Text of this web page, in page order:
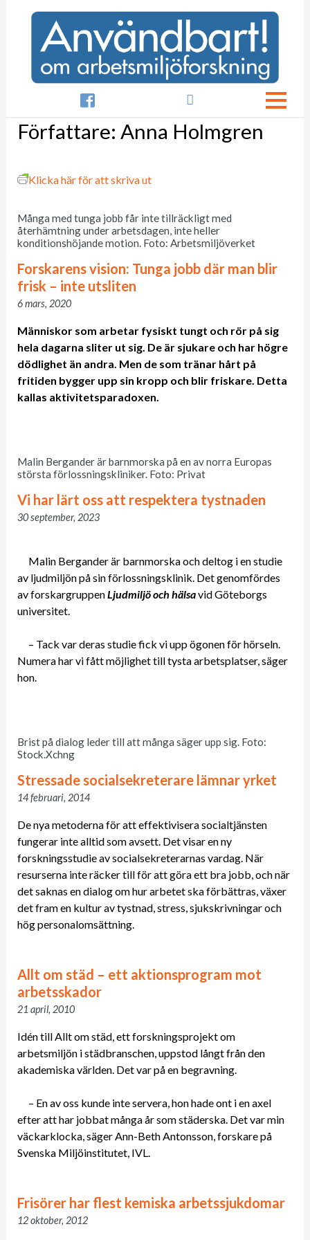

Författare: Anna Holmgren
Klicka här för att skriva ut
Många med tunga jobb får inte tillräckligt med
återhämtning under arbetsdagen, inte heller
konditionshöjande motion. Foto: Arbetsmiljöverket
Forskarens vision: Tunga jobb där man blir
frisk – inte utsliten
6 mars, 2020
Människor som arbetar fysiskt tungt och rör på sig
hela dagarna sliter ut sig. De är sjukare och har högre
dödlighet än andra. Men de som tränar hårt på
fritiden bygger upp sin kropp och blir friskare. Detta
kallas aktivitetsparadoxen.
Malin Bergander är barnmorska på en av norra Europas
största förlossningskliniker. Foto: Privat
Vi har lärt oss att respektera tystnaden
30 september, 2023
Malin Bergander är barnmorska och deltog i en studie
av ljudmiljön på sin förlossningsklinik. Det genomfördes
av forskargruppenLjudmiljö och hälsavid Göteborgs
universitet.
– Tack var deras studie fick vi upp ögonen för hörseln.
Numera har vi fått möjlighet till tysta arbetsplatser, säger
hon.
Brist på dialog leder till att många säger upp sig. Foto:
Stock.Xchng
Stressade socialsekreterare lämnar yrket
14 februari, 2014
De nya metoderna för att effektivisera socialtjänsten
fungerar inte alltid som avsett. Det visar en ny
forskningsstudie av socialsekreterarnas vardag. När
resurserna inte räcker till för att göra ett bra jobb, och när
det saknas en dialog om hur arbetet ska förbättras, växer
det fram en kultur av tystnad, stress, sjukskrivningar och
hög personalomsättning.
Allt om städ – ett aktionsprogram mot
arbetsskador
21 april, 2010
Idén till Allt om städ, ett forskningsprojekt om
arbetsmiljön i städbranschen, uppstod långt från den
akademiska världen. Det var på en begravning.
– En av oss kunde inte servera, hon hade ont i en axel
efter att har jobbat många år som städerska. Det var min
väckarklocka, säger Ann-Beth Antonsson, forskare på
Svenska Miljöinstitutet, IVL.
Frisörer har flest kemiska arbetssjukdomar
12 oktober, 2012